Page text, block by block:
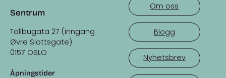
Sentrum
Tollbugata 27 (inngang
Øvre Slottsgate)
0157 OSLO
Åpningstider
Om oss
Blogg
Nyhetsbrev